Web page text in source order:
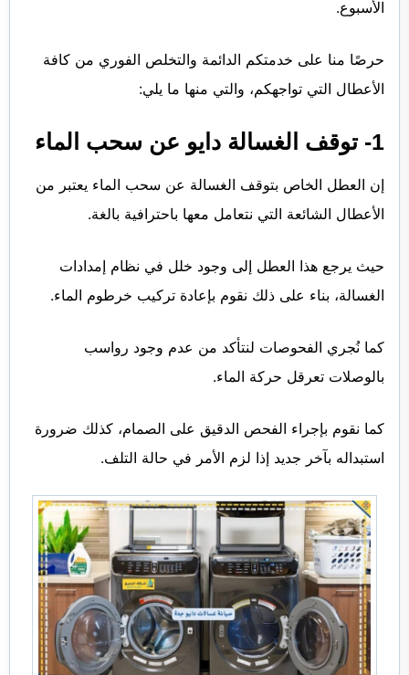
الأسبوع.
حرصًا منا على خدمتكم الدائمة والتخلص الفوري من كافة
الأعطال التي تواجهكم، والتي منها ما يلي:
1- توقف الغسالة دايو عن سحب الماء
إن العطل الخاص بتوقف الغسالة عن سحب الماء يعتبر من
الأعطال الشائعة التي نتعامل معها باحترافية بالغة.
حيث يرجع هذا العطل إلى وجود خلل في نظام إمدادات
الغسالة، بناء على ذلك نقوم بإعادة تركيب خرطوم الماء.
كما نُجري الفحوصات لنتأكد من عدم وجود رواسب
بالوصلات تعرقل حركة الماء.
كما نقوم بإجراء الفحص الدقيق على الصمام، كذلك ضرورة
استبداله بآخر جديد إذا لزم الأمر في حالة التلف.